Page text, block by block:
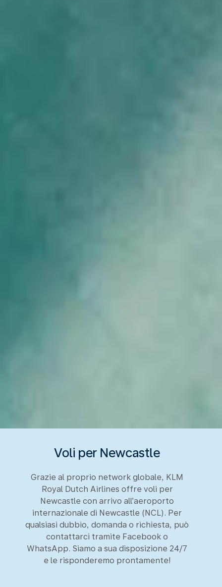
Voli per Newcastle
Grazie al proprio network globale, KLM
Royal Dutch Airlines offre voli per
Newcastle con arrivo all’aeroporto
internazionale di Newcastle (NCL). Per
qualsiasi dubbio, domanda o richiesta, può
contattarci tramite Facebook o
WhatsApp. Siamo a sua disposizione 24/7
e le risponderemo prontamente!